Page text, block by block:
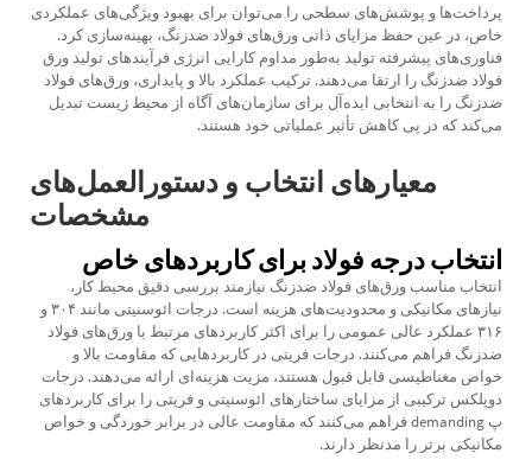
پرداخت‌ها و پوشش‌های سطحی را می‌توان برای بهبود ویژگی‌های عملکردی
خاص، در عین حفظ مزایای ذاتی ورق‌های فولاد ضدزنگ، بهینه‌سازی کرد.
فناوری‌های پیشرفته تولید به‌طور مداوم کارایی انرژی فرآیندهای تولید ورق
فولاد ضدزنگ را ارتقا می‌دهند. ترکیب عملکرد بالا و پایداری، ورق‌های فولاد
ضدزنگ را به انتخابی ایده‌آل برای سازمان‌های آگاه از محیط زیست تبدیل
می‌کند که در پی کاهش تأثیر عملیاتی خود هستند.
معیارهای انتخاب و دستورالعمل‌های
مشخصات
انتخاب درجه فولاد برای کاربردهای خاص
انتخاب مناسب ورق‌های فولاد ضدزنگ نیازمند بررسی دقیق محیط کار،
نیازهای مکانیکی و محدودیت‌های هزینه است. درجات ائوسنیتی مانند ۳۰۴ و
۳۱۶ عملکرد عالی عمومی را برای اکثر کاربردهای مرتبط با ورق‌های فولاد
ضدزنگ فراهم می‌کنند. درجات فریتی در کاربردهایی که مقاومت بالا و
خواص مغناطیسی قابل قبول هستند، مزیت هزینه‌ای ارائه می‌دهند. درجات
دوپلکس ترکیبی از مزایای ساختارهای ائوسنیتی و فریتی را برای کاربردهای
پ demanding فراهم می‌کنند که مقاومت عالی در برابر خوردگی و خواص
مکانیکی برتر را مدنظر دارند.